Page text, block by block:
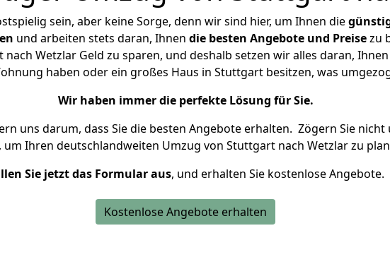
sein, aber keine Sorge, denn wir sind hier, um Ihnen die
und arbeiten stets daran, Ihnen die besten Angebote und Preisezu
Wetzlar Geld zu sparen, und deshalb setzen wir alles daran,
haben oder ein großes Haus in Stuttgart besitzen, was
Wir haben immer die perfekte Lösung für Sie.
uns darum, dass Sie die besten Angebote erhalten. Zögern Sie nicht
um Ihren deutschlandweiten Umzug von Stuttgart nach Wetzlar zu
Sie jetzt das Formular aus, und erhalten Sie kostenlose Angebote.
Kostenlose Angebote erhalten